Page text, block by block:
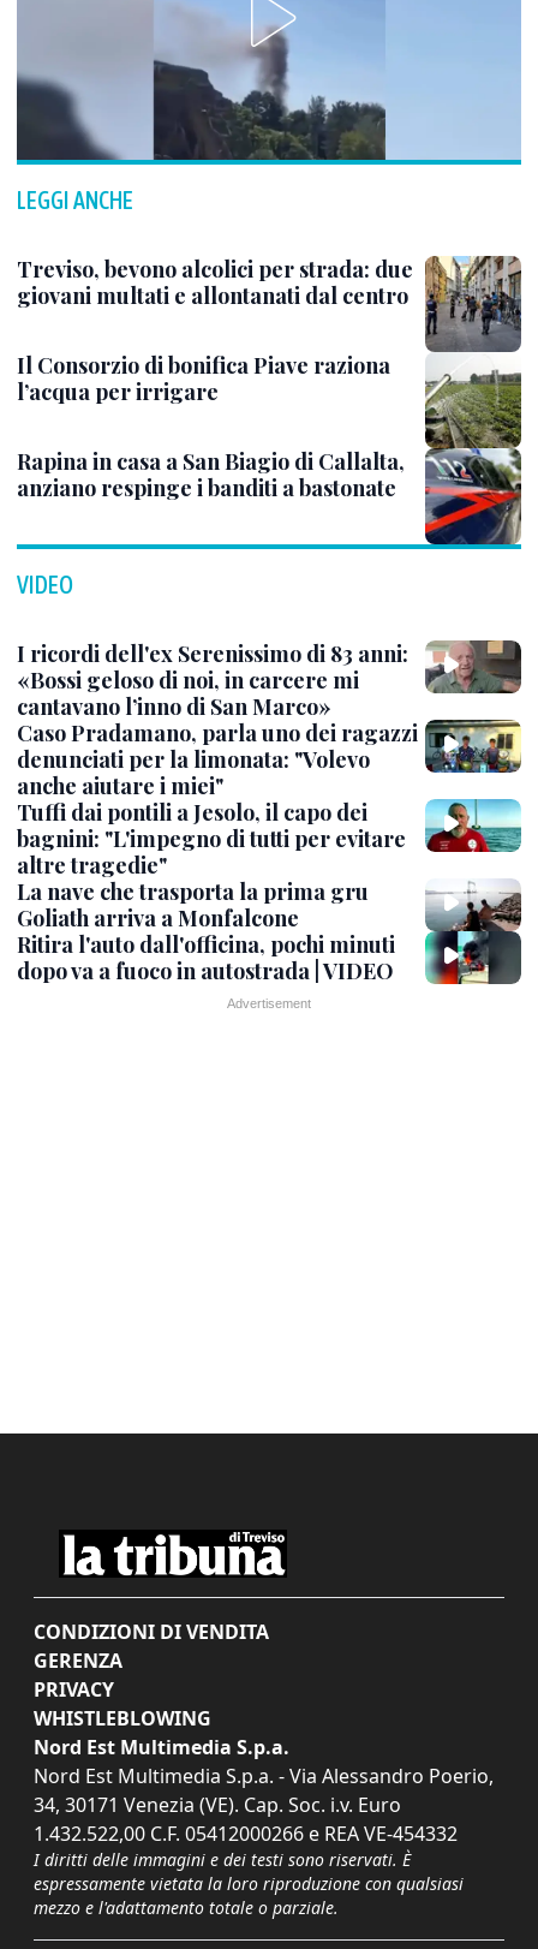
LEGGI ANCHE
Treviso, bevono alcolici per strada: due
giovani multati e allontanati dal centro
Il Consorzio di bonifica Piave raziona
l’acqua per irrigare
Rapina in casa a San Biagio di Callalta,
anziano respinge i banditi a bastonate
VIDEO
I ricordi dell'ex Serenissimo di 83 anni:
«Bossi geloso di noi, in carcere mi
cantavano l’inno di San Marco»
Caso Pradamano, parla uno dei ragazzi
denunciati per la limonata: "Volevo
anche aiutare i miei"
Tuffi dai pontili a Jesolo, il capo dei
bagnini: "L'impegno di tutti per evitare
altre tragedie"
La nave che trasporta la prima gru
Goliath arriva a Monfalcone
Ritira l'auto dall'officina, pochi minuti
dopo va a fuoco in autostrada | VIDEO
CONDIZIONI DI VENDITA
GERENZA
PRIVACY
WHISTLEBLOWING
Nord Est Multimedia S.p.a.
Nord Est Multimedia S.p.a. - Via Alessandro Poerio,
34, 30171 Venezia (VE). Cap. Soc. i.v. Euro
1.432.522,00 C.F. 05412000266 e REA VE-454332
I diritti delle immagini e dei testi sono riservati. È
espressamente vietata la loro riproduzione con qualsiasi
mezzo e l'adattamento totale o parziale.